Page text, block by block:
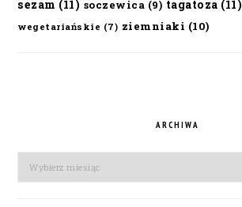
sezam (11) soczewica (9) tagatoza (11)
wegetariańskie (7) ziemniaki (10)
ARCHIWA
Archiwa